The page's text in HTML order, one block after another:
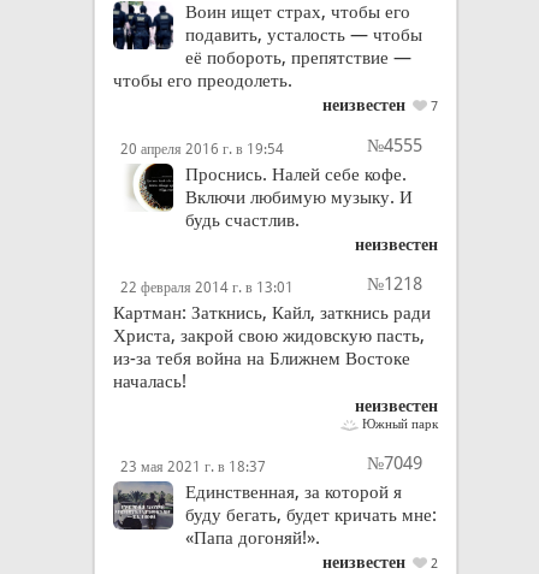
Воин ищет страх, чтобы его
подавить, усталость — чтобы
её побороть, препятствие —
чтобы его преодолеть.
неизвестен 7
20 апреля 2016 г. в 19:54
№4555
Проснись. Налей себе кофе.
Включи любимую музыку. И
будь счастлив.
неизвестен
22 февраля 2014 г. в 13:01
№1218
Картман: Заткнись, Кайл, заткнись ради
Христа, закрой свою жидовскую пасть,
из-за тебя война на Ближнем Востоке
началась!
неизвестен
Южный парк
23 мая 2021 г. в 18:37
№7049
Единственная, за которой я
буду бегать, будет кричать мне:
«Папа догоняй!».
неизвестен 2